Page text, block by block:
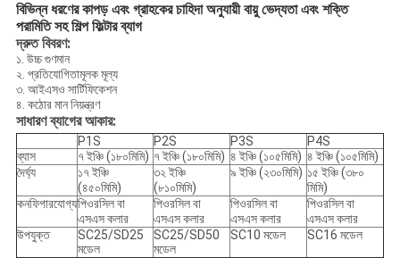
বিভিন্ন ধরণের কাপড় এবং গ্রাহকের চাহিদা অনুযায়ী বায়ু ভেদ্যতা এবং শক্তি
পরামিতি সহ শিল্প ফিল্টার ব্যাগ
দ্রুত বিবরণ:
১. উচ্চ গুণমান
২. প্রতিযোগিতামূলক মূল্য
৩. আইএসও সার্টিফিকেশন
৪. কঠোর মান নিয়ন্ত্রণ
সাধারণ ব্যাগের আকার:
P1S P2S P3S
P4S
ব্যাস
৭ ইঞ্চি (১৮০মিমি) ৭ ইঞ্চি (১৮০মিমি) ৪ ইঞ্চি (১০৫মিমি) ৪ ইঞ্চি (১০৫মিমি)
দৈর্ঘ্য
১৭ ইঞ্চি
(৪৫০মিমি)
৩২ ইঞ্চি
(৮১০মিমি)
৯ ইঞ্চি (২৩০মিমি) ১৫ ইঞ্চি (৩৮০
মিমি)
কনফিগারযোগ্যপিওরসিল বা
এসএস কলার
পিওরসিল বা
এসএস কলার
পিওরসিল বা
এসএস কলার
পিওরসিল বা
এসএস কলার
উপযুক্ত
SC25/SD25
মডেল
SC25/SD50
মডেল
SC10 মডেল SC16 মডেল